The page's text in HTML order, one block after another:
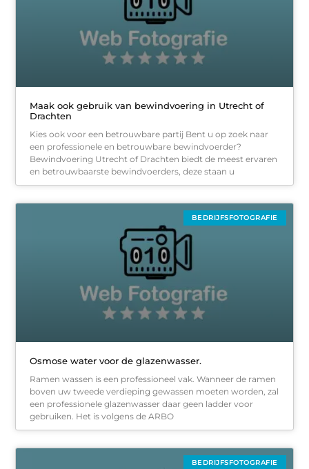
Maak ook gebruik van bewindvoering in Utrecht of
Drachten
Kies ook voor een betrouwbare partij Bent u op zoek naar
een professionele en betrouwbare bewindvoerder?
Bewindvoering Utrecht of Drachten biedt de meest ervaren
en betrouwbaarste bewindvoerders, deze staan u
BEDRIJFSFOTOGRAFIE
Osmose water voor de glazenwasser.
Ramen wassen is een professioneel vak. Wanneer de ramen
boven uw tweede verdieping gewassen moeten worden, zal
een professionele glazenwasser daar geen ladder voor
gebruiken. Het is volgens de ARBO
BEDRIJFSFOTOGRAFIE